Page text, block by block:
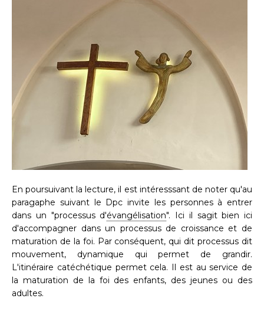
En poursuivant la lecture, il est intéresssant de noter qu'au
paragaphe suivant le Dpc invite les personnes à entrer
dans un "processus d'évangélisation". Ici il sagit bien ici
d'accompagner dans un processus de croissance et de
maturation de la foi. Par conséquent, qui dit processus dit
mouvement, dynamique qui permet de grandir.
L'itinéraire catéchétique permet cela. Il est au service de
la maturation de la foi des enfants, des jeunes ou des
adultes.